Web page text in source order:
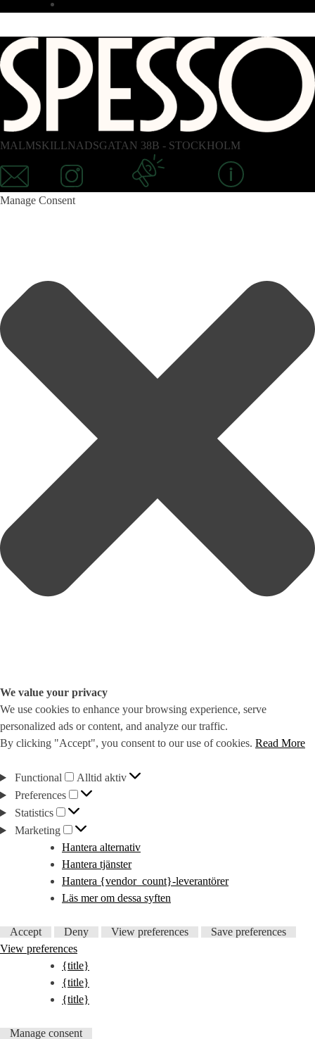
MALMSKILLNADSGATAN 38B - STOCKHOLM
Manage Consent
We value your privacy
We use cookies to enhance your browsing experience, serve
personalized ads or content, and analyze our traffic.
By clicking "Accept", you consent to our use of cookies. Read More
Functional Functional
Alltid aktiv
Preferences
Preferences
Statistics
Statistics
Marketing
Marketing
Hantera alternativ
Hantera tjänster
Hantera {vendor_count}-leverantörer
Läs mer om dessa syften
Accept Deny View preferences
Save preferences
View preferences
{title}
{title}
{title}
Manage consent